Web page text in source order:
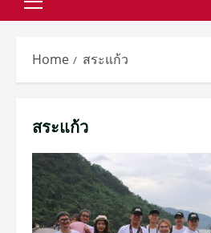
Primary
Home สระแก้ว
สระแก้ว